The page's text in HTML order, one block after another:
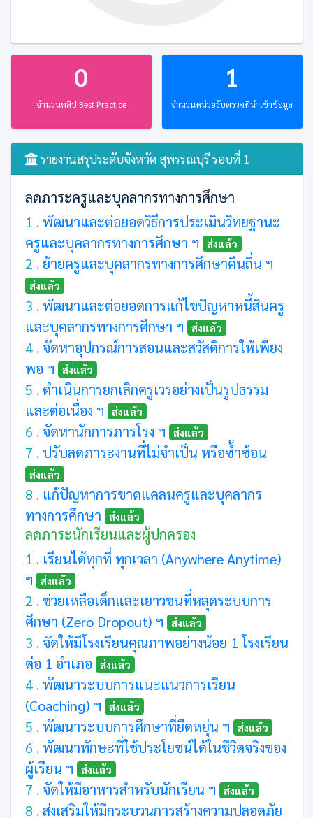
0
จำนวนคลิป Best Practice
1
จำนวนหน่วยรับตรวจที่นำเข้าข้อมูล
รายงานสรุประดับจังหวัด สุพรรณบุรี รอบที่ 1
ลดภาระครูและบุคลากรทางการศึกษา
1 . พัฒนาและต่อยอดวิธีการประเมินวิทยฐานะ
ครูและบุคลากรทางการศึกษา ฯ
ส่งแล้ว
2 . ย้ายครูและบุคลากรทางการศึกษาคืนถิ่น ฯ
ส่งแล้ว
3 . พัฒนาและต่อยอดการแก้ไขปัญหาหนี้สินครู
และบุคลากรทางการศึกษา ฯ
ส่งแล้ว
4 . จัดหาอุปกรณ์การสอนและสวัสดิการให้เพียง
พอ ฯ
ส่งแล้ว
5 . ดำเนินการยกเลิกครูเวรอย่างเป็นรูปธรรม
และต่อเนื่อง ฯ
ส่งแล้ว
6 . จัดหานักการภารโรง ฯ ส่งแล้ว
7 . ปรับลดภาระงานที่ไม่จำเป็น หรือซ้ำซ้อน
ส่งแล้ว
8 . แก้ปัญหาการขาดแคลนครูและบุคลากร
ทางการศึกษา
ส่งแล้ว
ลดภาระนักเรียนและผู้ปกครอง
1 . เรียนได้ทุกที่ ทุกเวลา (Anywhere Anytime)
ฯ
ส่งแล้ว
2 . ช่วยเหลือเด็กและเยาวชนที่หลุดระบบการ
ศึกษา (Zero Dropout) ฯ
ส่งแล้ว
3 . จัดให้มีโรงเรียนคุณภาพอย่างน้อย 1 โรงเรียน
ต่อ 1 อำเภอ
ส่งแล้ว
4 . พัฒนาระบบการแนะแนวการเรียน
(Coaching) ฯ
ส่งแล้ว
5 . พัฒนาระบบการศึกษาที่ยืดหยุ่น ฯ ส่งแล้ว
6 . พัฒนาทักษะที่ใช้ประโยชน์ได้ในชีวิตจริงของ
ผู้เรียน ฯ
ส่งแล้ว
7 . จัดให้มีอาหารสำหรับนักเรียน ฯ ส่งแล้ว
8 .ส่งเสริมให้มีกระบวนการสร้างความปลอดภัย